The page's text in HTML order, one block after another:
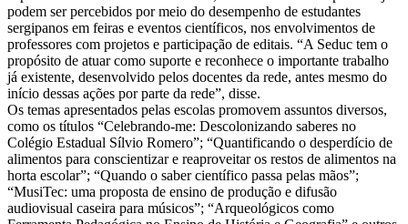
podem ser percebidos por meio do desempenho de estudantes
sergipanos em feiras e eventos científicos, nos envolvimentos de
professores com projetos e participação de editais. “A Seduc tem o
propósito de atuar como suporte e reconhece o importante trabalho
já existente, desenvolvido pelos docentes da rede, antes mesmo do
início dessas ações por parte da rede”, disse.
Os temas apresentados pelas escolas promovem assuntos diversos,
como os títulos “Celebrando-me: Descolonizando saberes no
Colégio Estadual Sílvio Romero”; “Quantificando o desperdício de
alimentos para conscientizar e reaproveitar os restos de alimentos na
horta escolar”; “Quando o saber científico passa pelas mãos”;
“MusiTec: uma proposta de ensino de produção e difusão
audiovisual caseira para músicos”; “Arqueológicos como